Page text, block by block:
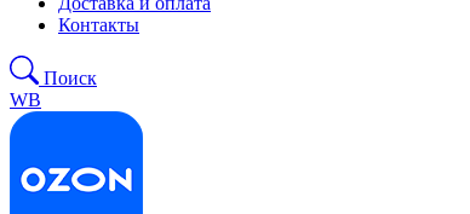
Контакты
Поиск
WB